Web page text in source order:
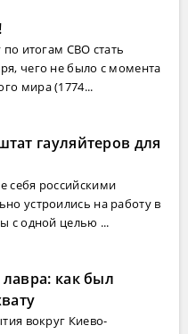
по итогам СВО стать
чего не было с момента
мира (1774...
гауляйтеров для
себя российскими
устроились на работу в
с одной целью ...
как был
вокруг Киево-